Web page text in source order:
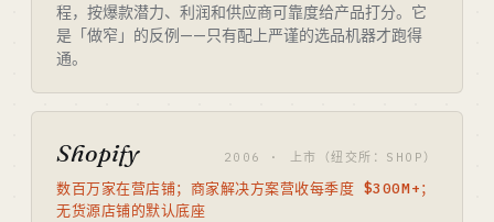
程，按爆款潜力、利润和供应商可靠度给产品打分。它
是「做窄」的反例——只有配上严谨的选品机器才跑得
通。
Shopify 2006 · 上市（纽交所：SHOP）
数百万家在营店铺；商家解决方案营收每季度 $300M+；
无货源店铺的默认底座